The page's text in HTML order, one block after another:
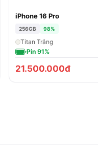
iPhone 16 Pro
256GB 98%
Titan Trắng
Pin 91%
21.500.000đ